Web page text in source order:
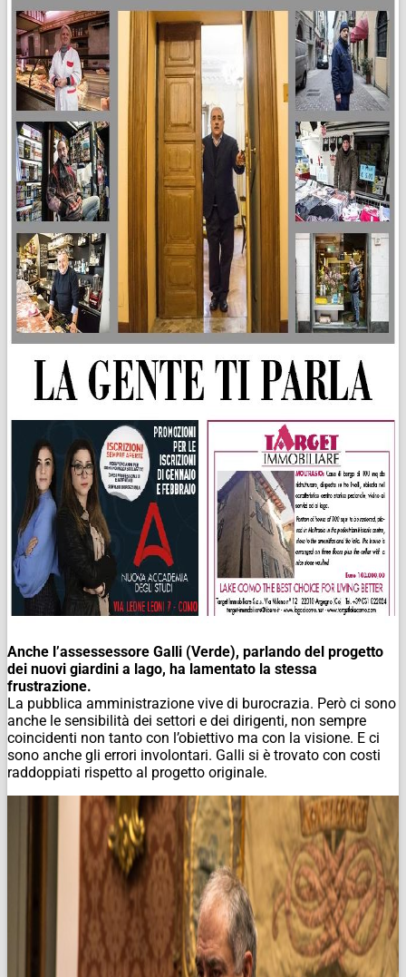
Anche l’assessessore Galli (Verde), parlando del progetto
dei nuovi giardini a lago, ha lamentato la stessa
frustrazione.
La pubblica amministrazione vive di burocrazia. Però ci sono
anche le sensibilità dei settori e dei dirigenti, non sempre
coincidenti non tanto con l’obiettivo ma con la visione. E ci
sono anche gli errori involontari. Galli si è trovato con costi
raddoppiati rispetto al progetto originale.